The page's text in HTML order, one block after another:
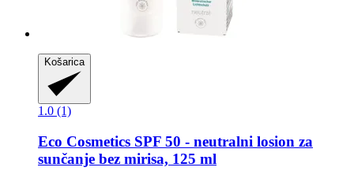
Košarica
1.0 (1)
Eco Cosmetics SPF 50 -​ neutralni losion za
sunčanje bez mirisa, 125 ml